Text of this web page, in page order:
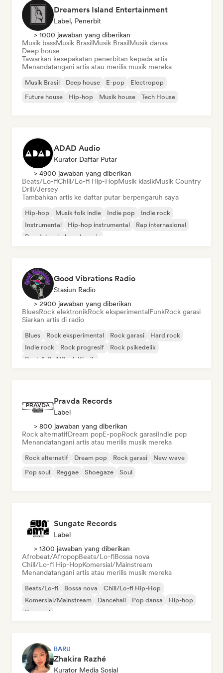
Dreamers Island Entertainment
Label, Penerbit
> 1000 jawaban yang diberikan
Musik bassMusik BrasilMusik BrasilMusik dansa
Deep house
Tawarkan kesepakatan penerbitan kepada artis
Menandatangani artis atau merilis musik mereka
Musik Brasil Deep house E-pop
Electropop
Future house
Hip-hop Musik house Tech House
ADAD Audio
Kurator Daftar Putar
> 4900 jawaban yang diberikan
Beats/Lo-fiChill/Lo-fi Hip-HopMusik klasikMusik Country
Drill/Jersey
Tambahkan artis ke daftar putar berpengaruh saya
Hip-hop Musik folk indie Indie pop
Indie rock
Instrumental
Hip-hop instrumental
Rap internasional
Rap dalam bahasa Inggris
Good Vibrations Radio
Stasiun Radio
> 2900 jawaban yang diberikan
BluesRock elektronikRock eksperimentalFunkRock garasi
Siarkan artis di radio
Blues Rock eksperimental Rock garasi
Hard rock
Indie rock
Rock progresif
Rock psikedelik
Rock & Roll/Rock Klasik
Pravda Records
Label
> 800 jawaban yang diberikan
Rock alternatifDream popE-popRock garasiIndie pop
Menandatangani artis atau merilis musik mereka
Rock alternatif Dream pop Rock garasi
New wave
Pop soul
Reggae Shoegaze Soul
Sungate Records
Label
> 1300 jawaban yang diberikan
Afrobeat/AfropopBeats/Lo-fiBossa nova
Chill/Lo-fi Hip-HopKomersial/Mainstream
Menandatangani artis atau merilis musik mereka
Beats/Lo-fi Bossa nova
Chill/Lo-fi Hip-Hop
Komersial/Mainstream
Dancehall Pop dansa
Hip-hop
Pop soul
BARU
Zhakira Razhé
Kurator Media Sosial